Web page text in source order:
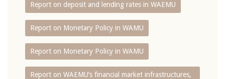
Report on deposit and lending rates in WAEMU
Report on Monetary Policy in WAMU
Report on Monetary Policy in WAMU
Report on WAEMU’s financial market infrastructures,